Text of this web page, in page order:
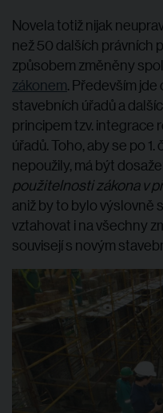
Novela totiž nijak
než 50 dalších právních
způsobem změněny
zákonem. Především
stavebních úřadů a
principem tzv. integrace
úřadů. Toho, aby se po
nepoužily, má být
použitelnosti zákona v
aniž by to bylo výslovně
vztahovat i na všechny
souvisejí s novým